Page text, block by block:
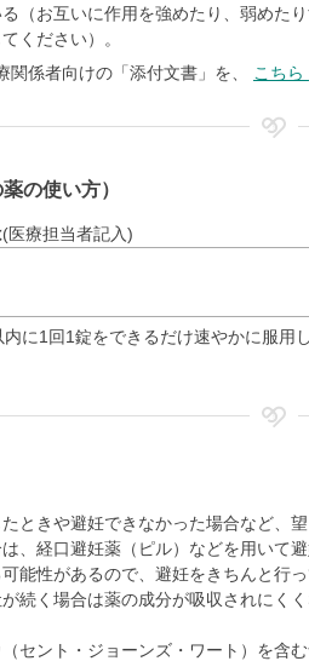
（お互いに作用を強めたり、弱めた
ください）。
関係者向けの「添付文書」を、
こちら
の使い方）
(医療担当者記入)
に1回1錠をできるだけ速やかに服用
ときや避妊できなかった場合など、
、経口避妊薬（ピル）などを用いて避
能性があるので、避妊をきちんと行っ
続く場合は薬の成分が吸収されにく
セント・ジョーンズ・ワート）を含